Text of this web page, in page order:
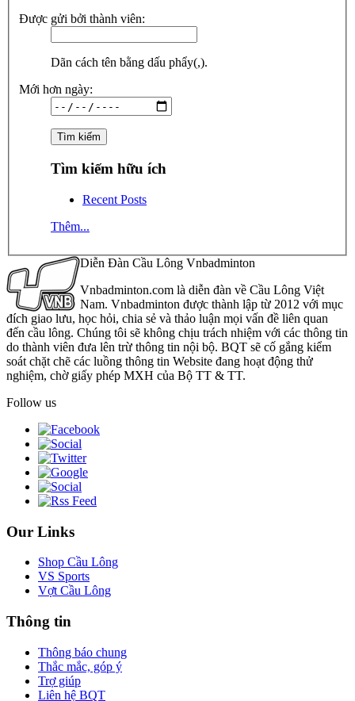
Được gửi bởi thành viên:
Dãn cách tên bằng dấu phẩy(,).
Mới hơn ngày:
Tìm kiếm hữu ích
Recent Posts
Thêm...
Diễn Đàn Cầu Lông Vnbadminton
Vnbadminton.com là diễn đàn về Cầu Lông Việt
Nam. Vnbadminton được thành lập từ 2012 với mục
đích giao lưu, học hỏi, chia sẻ và thảo luận mọi vấn đề liên quan
đến cầu lông. Chúng tôi sẽ không chịu trách nhiệm với các thông tin
do thành viên đưa lên trừ thông tin nội bộ. BQT sẽ cố gắng kiểm
soát chặt chẽ các luồng thông tin Website đang hoạt động thử
nghiệm, chờ giấy phép MXH của Bộ TT & TT.
Follow us
Our Links
Shop Cầu Lông
VS Sports
Vợt Cầu Lông
Thông tin
Thông báo chung
Thắc mắc, góp ý
Trợ giúp
Liên hệ BQT